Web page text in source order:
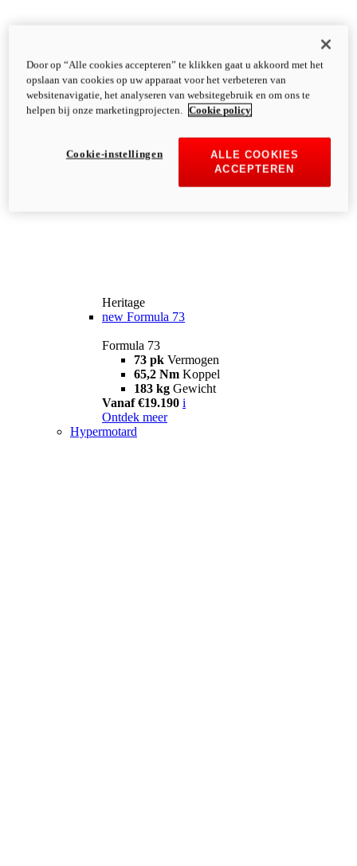
Heritage
new Formula 73
Formula 73
73 pk Vermogen
65,2 Nm Koppel
183 kg Gewicht
Vanaf €19.190 i
Ontdek meer
Hypermotard
Door op “Alle cookies accepteren” te klikken gaat u akkoord met het
opslaan van cookies op uw apparaat voor het verbeteren van
websitenavigatie, het analyseren van websitegebruik en om ons te
helpen bij onze marketingprojecten.
Cookie policy
ALLE COOKIES
ACCEPTEREN
Cookie-instellingen